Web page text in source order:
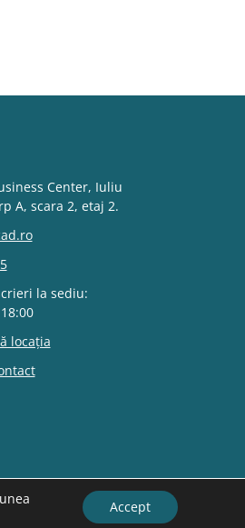
Center, Iuliu
A, scara 2, etaj 2.
la sediu:
locația
Accept